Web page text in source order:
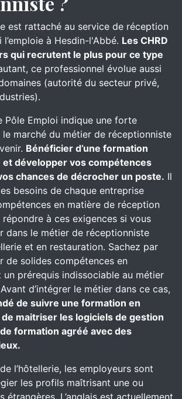
est rattaché au service de réception
l’emploie à Hesdin-l'Abbé. Les CHRD
qui recrutent le plus pour ce type
ce professionnel évolue aussi
(autorité du secteur privé,
Pôle Emploi indique une forte
marché du métier de réceptionniste
Bénéficier d’une formation
développer vos compétences
chances de décrocher un poste. Il
besoins de chaque entreprise
en matière de réception
à ces exigences si vous
dans le métier de réceptionniste
et en restauration. Sachez par
de solides compétences en
prérequis indissociable au métier
d’intégrer le métier dans ce cas,
de suivre une formation en
maitriser les logiciels de gestion
formation agréé avec des
l’hôtellerie, les employeurs sont
les profils maîtrisant une ou
étrangères. L’anglais est actuellement